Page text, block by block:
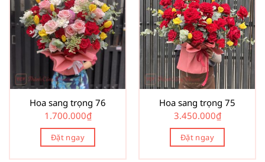
Hoa sang trọng 76
1.700.000₫
Đặt ngay
Hoa sang trọng 75
3.450.000₫
Đặt ngay